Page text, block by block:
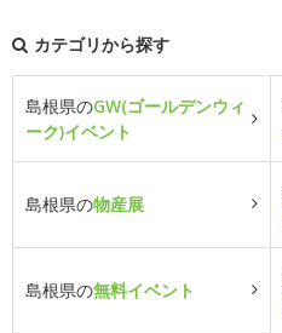
カテゴリから探す
島根県のGW(ゴールデンウィ
ーク)イベント
島根県の物産展
島根県の無料イベント